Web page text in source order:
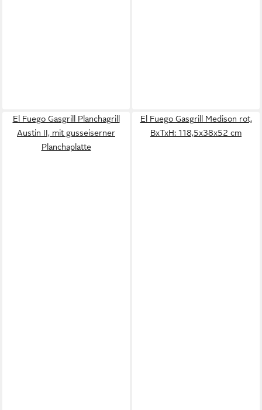
El Fuego Gasgrill Planchagrill
Austin II, mit gusseiserner
Planchaplatte
El Fuego Gasgrill Medison rot,
BxTxH: 118,5x38x52 cm